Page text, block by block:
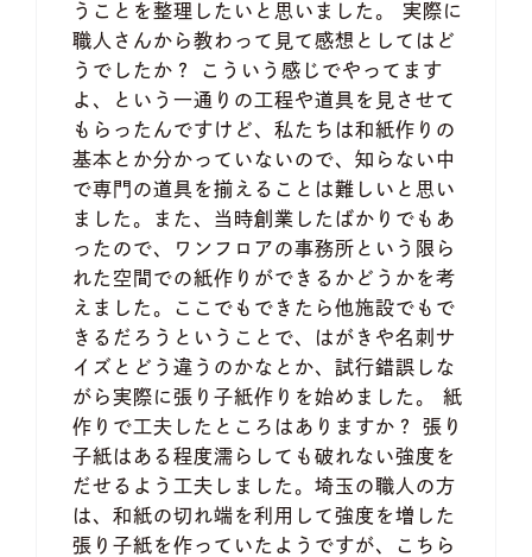
うことを整理したいと思いました。 実際に
職人さんから教わって見て感想としてはど
うでしたか？ こういう感じでやってます
よ、という一通りの工程や道具を見させて
もらったんですけど、私たちは和紙作りの
基本とか分かっていないので、知らない中
で専門の道具を揃えることは難しいと思い
ました。また、当時創業したばかりでもあ
ったので、ワンフロアの事務所という限ら
れた空間での紙作りができるかどうかを考
えました。ここでもできたら他施設でもで
きるだろうということで、はがきや名刺サ
イズとどう違うのかなとか、試行錯誤しな
がら実際に張り子紙作りを始めました。 紙
作りで工夫したところはありますか？ 張り
子紙はある程度濡らしても破れない強度を
だせるよう工夫しました。埼玉の職人の方
は、和紙の切れ端を利用して強度を増した
張り子紙を作っていたようですが、こちら